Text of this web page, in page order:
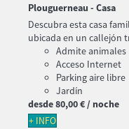
Plouguerneau - Casa
Descubra esta casa
ubicada en un callejón
Admite animales
Acceso Internet
Parking aire libre
Jardín
desde80,00 €/ noche
+ INFO